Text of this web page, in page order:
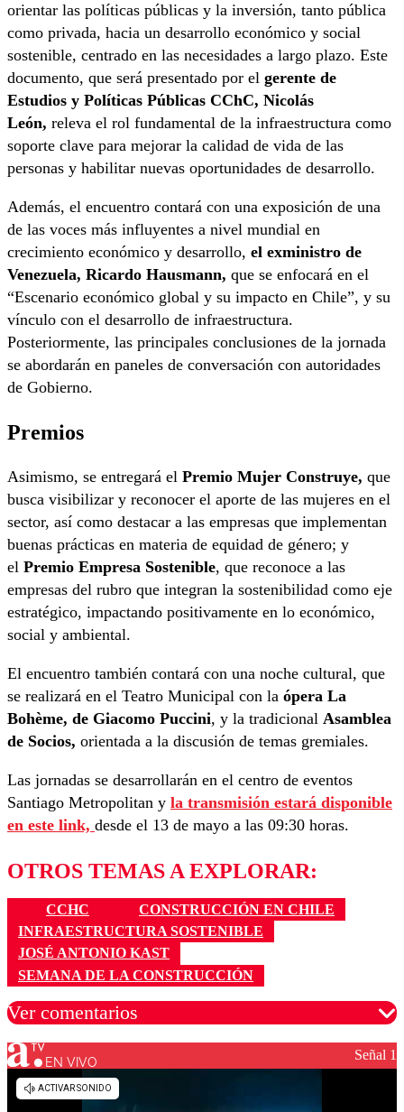
orientar las políticas públicas y la inversión, tanto pública
como privada, hacia un desarrollo económico y social
sostenible, centrado en las necesidades a largo plazo. Este
documento, que será presentado por el gerente de
Estudios y Políticas Públicas CChC, Nicolás
León, releva el rol fundamental de la infraestructura como
soporte clave para mejorar la calidad de vida de las
personas y habilitar nuevas oportunidades de desarrollo.
Además, el encuentro contará con una exposición de una
de las voces más influyentes a nivel mundial en
crecimiento económico y desarrollo, el exministro de
Venezuela, Ricardo Hausmann, que se enfocará en el
“Escenario económico global y su impacto en Chile”, y su
vínculo con el desarrollo de infraestructura.
Posteriormente, las principales conclusiones de la jornada
se abordarán en paneles de conversación con autoridades
de Gobierno.
Premios
Asimismo, se entregará el Premio Mujer Construye, que
busca visibilizar y reconocer el aporte de las mujeres en el
sector, así como destacar a las empresas que implementan
buenas prácticas en materia de equidad de género; y
el Premio Empresa Sostenible, que reconoce a las
empresas del rubro que integran la sostenibilidad como eje
estratégico, impactando positivamente en lo económico,
social y ambiental.
El encuentro también contará con una noche cultural, que
se realizará en el Teatro Municipal con la ópera La
Bohème, de Giacomo Puccini, y la tradicional Asamblea
de Socios, orientada a la discusión de temas gremiales.
Las jornadas se desarrollarán en el centro de eventos
Santiago Metropolitan y la transmisión estará disponible
en este link, desde el 13 de mayo a las 09:30 horas.
OTROS TEMAS A EXPLORAR:
CCHC
CONSTRUCCIÓN EN CHILE
INFRAESTRUCTURA SOSTENIBLE
JOSÉ ANTONIO KAST
SEMANA DE LA CONSTRUCCIÓN
Ver comentarios
Los comentarios son moderados para garantizar un
EN VIVO Señal 1